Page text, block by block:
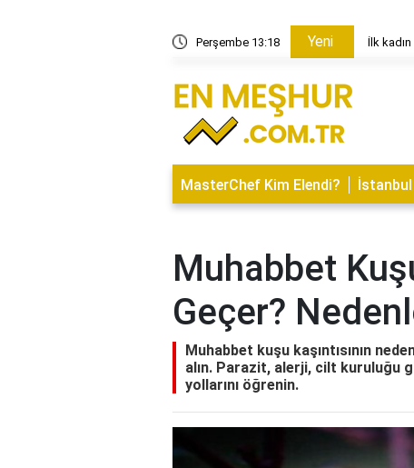
Perşembe 13:18 Yeni İlk
MasterChef Kim Elendi? İstanbul
Muhabbet
Geçer?
Muhabbet kuşu kaşıntısının
alın. Parazit, alerji, cilt kuruluğu
yollarını öğrenin.